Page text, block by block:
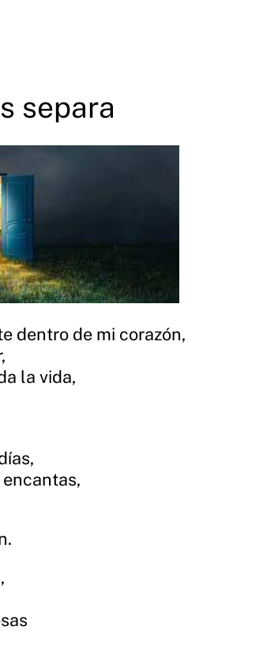
separa
dentro de mi corazón,
la vida,